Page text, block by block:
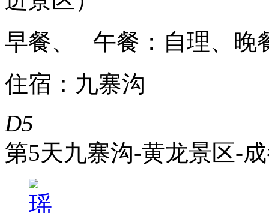
早餐、 午餐：自理、晚
住宿：九寨沟
D5
第5天九寨沟-黄龙景区-